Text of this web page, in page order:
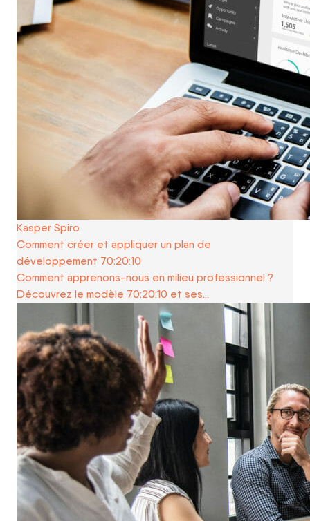
Kasper Spiro
Comment créer et appliquer un plan de
développement 70:20:10
Comment apprenons-nous en milieu professionnel ?
Découvrez le modèle 70:20:10 et ses…